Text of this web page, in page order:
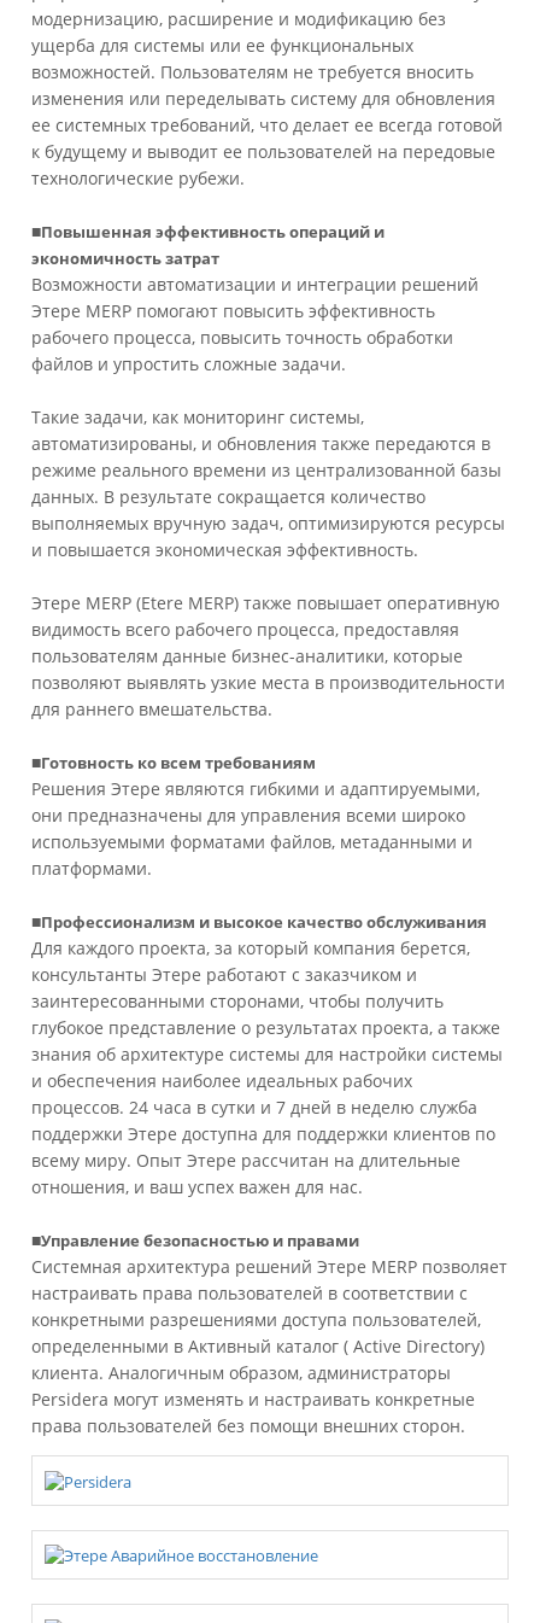
модернизацию, расширение и модификацию без
ущерба для системы или ее функциональных
возможностей. Пользователям не требуется вносить
изменения или переделывать систему для обновления
ее системных требований, что делает ее всегда готовой
к будущему и выводит ее пользователей на передовые
технологические рубежи.
■Повышенная эффективность операций и
экономичность затрат
Возможности автоматизации и интеграции решений
Этере MERP помогают повысить эффективность
рабочего процесса, повысить точность обработки
файлов и упростить сложные задачи.
Такие задачи, как мониторинг системы,
автоматизированы, и обновления также передаются в
режиме реального времени из централизованной базы
данных. В результате сокращается количество
выполняемых вручную задач, оптимизируются ресурсы
и повышается экономическая эффективность.
Этере MERP (Etere MERP) также повышает оперативную
видимость всего рабочего процесса, предоставляя
пользователям данные бизнес-аналитики, которые
позволяют выявлять узкие места в производительности
для раннего вмешательства.
■Готовность ко всем требованиям
Решения Этере являются гибкими и адаптируемыми,
они предназначены для управления всеми широко
используемыми форматами файлов, метаданными и
платформами.
■Профессионализм и высокое качество обслуживания
Для каждого проекта, за который компания берется,
консультанты Этере работают с заказчиком и
заинтересованными сторонами, чтобы получить
глубокое представление о результатах проекта, а также
знания об архитектуре системы для настройки системы
и обеспечения наиболее идеальных рабочих
процессов. 24 часа в сутки и 7 дней в неделю служба
поддержки Этере доступна для поддержки клиентов по
всему миру. Опыт Этере рассчитан на длительные
отношения, и ваш успех важен для нас.
■Управление безопасностью и правами
Системная архитектура решений Этере MERP позволяет
настраивать права пользователей в соответствии с
конкретными разрешениями доступа пользователей,
определенными в Активный каталог ( Active Directory)
клиента. Аналогичным образом, администраторы
Persidera могут изменять и настраивать конкретные
права пользователей без помощи внешних сторон.